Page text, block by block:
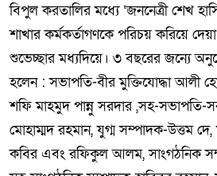
বিপুল করতালির মধ্যে ‘জননেত্রী শেখ
শাখার কর্মকর্তাগণকে পরিচয় করিয়ে
শুভেচ্ছার মধ্যদিয়ে। ৩ বছরের জন্যে
হলেন : সভাপতি-বীর মুক্তিযোদ্ধা আলী
শফি মাহমুদ পান্নু সরদার ,সহ-সভাপতি-
মোহাম্মদ রহমান, যুগ্ম সম্পাদক-উত্তম
কবির এবং রফিকুল আলম, সাংগঠনিক